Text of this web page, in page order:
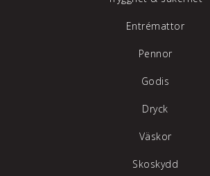
Entrémattor
Pennor
Godis
Dryck
Väskor
Skoskydd